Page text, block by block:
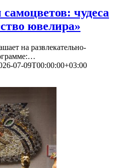
чудеса
ювелира»
на развлекательно-
07-09T00:00:00+03:00